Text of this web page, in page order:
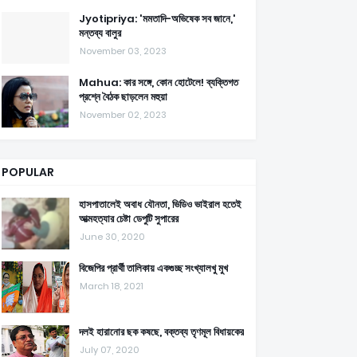
Jyotipriya: 'মমতাদি-অভিষেক সব জানে,'
মন্তব্য বালুর
November 03, 2023
Mahua: কার সঙ্গে, কোন হোটেলে! ব্যক্তিগত
প্রশ্নে বৈঠক ছাড়লেন মহুয়া
November 02, 2023
POPULAR
হাসপাতালেই অবাধ যৌনতা, ভিডিও ভাইরাল হতেই
আত্মহত্যার চেষ্টা ডেপুটি সুপারের
June 30, 2020
বিজেপির প্রার্থী তালিকায় একগুচ্ছ সংখ্যালখু মুখ
March 18, 2021
দলই হারানোর ছক কষছে, বক্তব্য তৃণমূল বিধায়কের
July 07, 2020